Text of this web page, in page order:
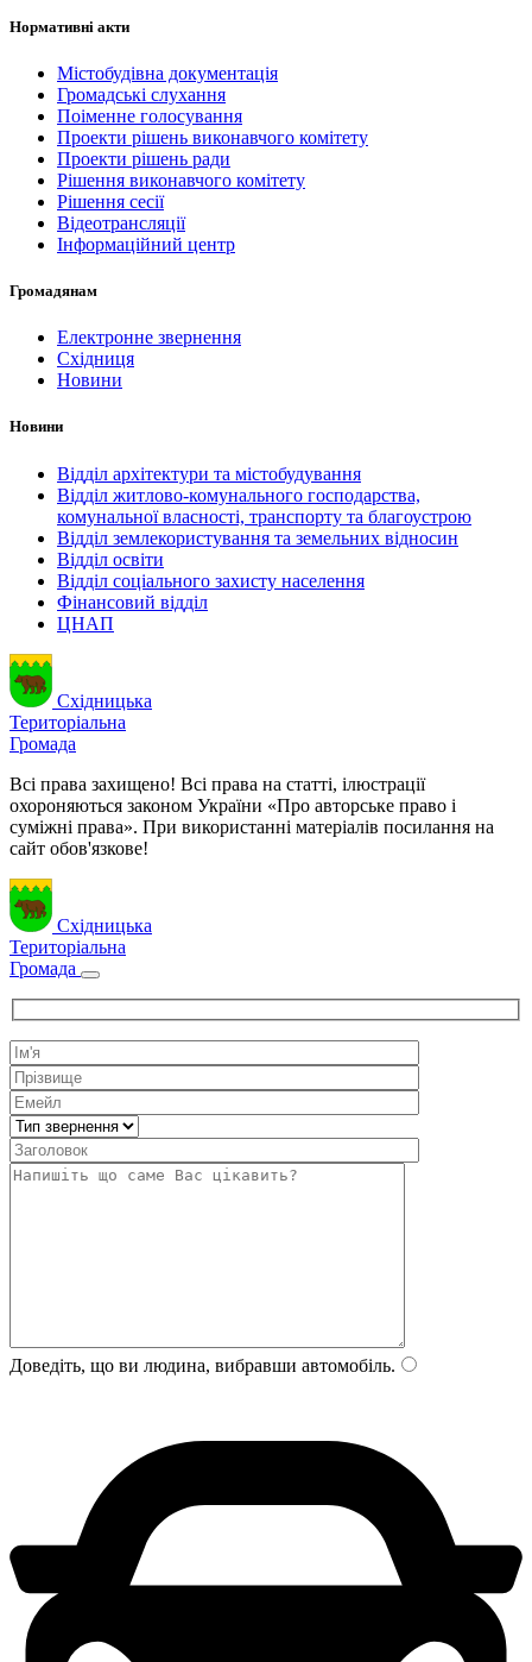
Нормативні акти
Містобудівна документація
Громадські слухання
Поіменне голосування
Проекти рішень виконавчого комітету
Проекти рішень ради
Рішення виконавчого комітету
Рішення сесії
Відеотрансляції
Інформаційний центр
Громадянам
Електронне звернення
Східниця
Новини
Новини
Відділ архітектури та містобудування
Відділ житлово-комунального господарства,
комунальної власності, транспорту та благоустрою
Відділ землекористування та земельних відносин
Відділ освіти
Відділ соціального захисту населення
Фінансовий відділ
ЦНАП
Східницька
Територіальна
Громада
Всі права захищено! Всі права на статті, ілюстрації
охороняються законом України «Про авторське право і
суміжні права». При використанні матеріалів посилання на
сайт обов'язкове!
Східницька
Територіальна
Громада
Доведіть, що ви людина, вибравши автомобіль.